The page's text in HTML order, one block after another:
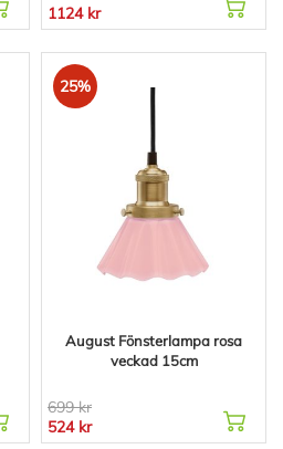
1124 kr
25%
August Fönsterlampa rosa
veckad 15cm
699 kr
524 kr